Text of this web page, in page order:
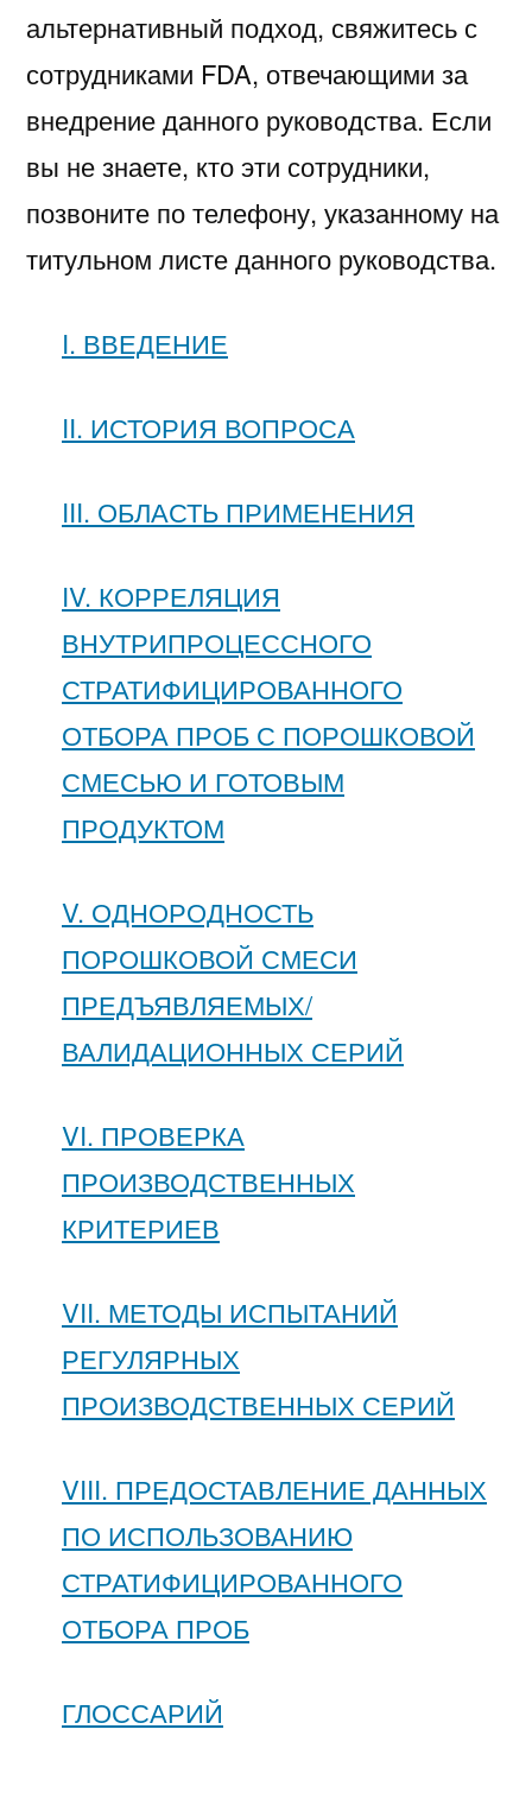
альтернативный подход, свяжитесь с
сотрудниками FDA, отвечающими за
внедрение данного руководства. Если
вы не знаете, кто эти сотрудники,
позвоните по телефону, указанному на
титульном листе данного руководства.
I. ВВЕДЕНИЕ
II. ИСТОРИЯ ВОПРОСА
III. ОБЛАСТЬ ПРИМЕНЕНИЯ
IV. КОРРЕЛЯЦИЯ
ВНУТРИПРОЦЕССНОГО
СТРАТИФИЦИРОВАННОГО
ОТБОРА ПРОБ С ПОРОШКОВОЙ
СМЕСЬЮ И ГОТОВЫМ
ПРОДУКТОМ
V. ОДНОРОДНОСТЬ
ПОРОШКОВОЙ СМЕСИ
ПРЕДЪЯВЛЯЕМЫХ/
ВАЛИДАЦИОННЫХ СЕРИЙ
VI. ПРОВЕРКА
ПРОИЗВОДСТВЕННЫХ
КРИТЕРИЕВ
VII. МЕТОДЫ ИСПЫТАНИЙ
РЕГУЛЯРНЫХ
ПРОИЗВОДСТВЕННЫХ СЕРИЙ
VIII. ПРЕДОСТАВЛЕНИЕ ДАННЫХ
ПО ИСПОЛЬЗОВАНИЮ
СТРАТИФИЦИРОВАННОГО
ОТБОРА ПРОБ
ГЛОССАРИЙ